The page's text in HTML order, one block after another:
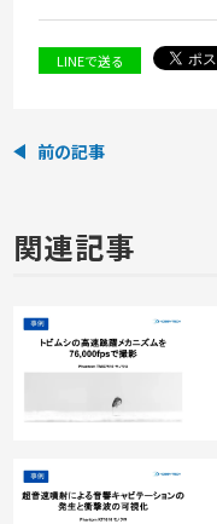
LINEで送る
前の記事
関連記事